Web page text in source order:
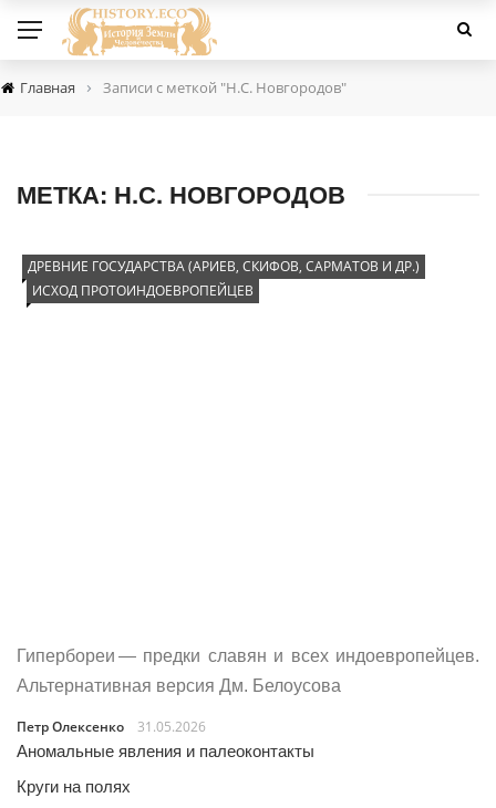
Главная › Записи с меткой "Н.С. Новгородов"
МЕТКА: Н.С. НОВГОРОДОВ
ДРЕВНИЕ ГОСУДАРСТВА (АРИЕВ, СКИФОВ, САРМАТОВ И ДР.)
ИСХОД ПРОТОИНДОЕВРОПЕЙЦЕВ
Гипербореи — предки славян и всех индоевропейцев.
Альтернативная версия Дм. Белоусова
Петр Олексенко
31.05.2026
Аномальные явления и палеоконтакты
Круги на полях